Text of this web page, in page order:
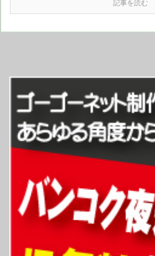
記事を読む